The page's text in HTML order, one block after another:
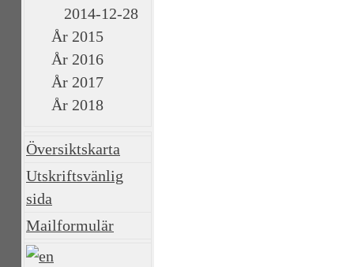
2014-12-28
År 2015
År 2016
År 2017
År 2018
Översiktskarta
Utskriftsvänlig
sida
Mailformulär